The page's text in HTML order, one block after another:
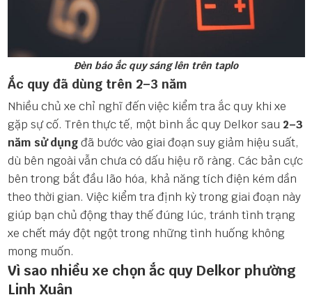
Đèn báo ắc quy sáng lên trên taplo
Ắc quy đã dùng trên 2–3 năm
Nhiều chủ xe chỉ nghĩ đến việc kiểm tra ắc quy khi xe
gặp sự cố. Trên thực tế, một bình ắc quy Delkor sau 2–3
năm sử dụngđã bước vào giai đoạn suy giảm hiệu suất,
dù bên ngoài vẫn chưa có dấu hiệu rõ ràng. Các bản cực
bên trong bắt đầu lão hóa, khả năng tích điện kém dần
theo thời gian. Việc kiểm tra định kỳ trong giai đoạn này
giúp bạn chủ động thay thế đúng lúc, tránh tình trạng
xe chết máy đột ngột trong những tình huống không
mong muốn.
Vì sao nhiều xe chọn ắc quy Delkor phường
Linh Xuân